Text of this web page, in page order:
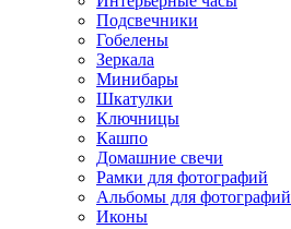
Подсвечники
Гобелены
Зеркала
Минибары
Шкатулки
Ключницы
Кашпо
Домашние свечи
Рамки для фотографий
Альбомы для фотографий
Иконы